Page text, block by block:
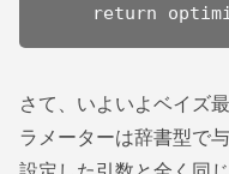
return
さて、いよいよベイズ
ラメーターは辞書型で